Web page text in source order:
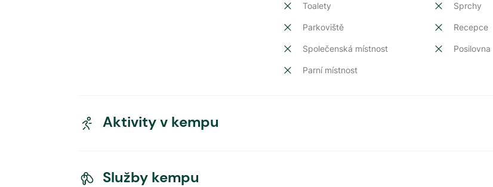
Toalety Sprchy
Parkoviště Recepce
Společenská místnost Posilovna
Parní místnost
Aktivity v kempu
Služby kempu